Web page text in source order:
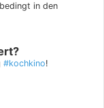
in den
#kochkino!